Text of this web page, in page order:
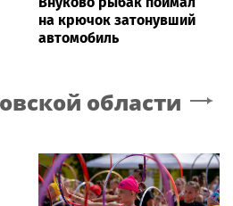
на крючок затонувший
автомобиль
области